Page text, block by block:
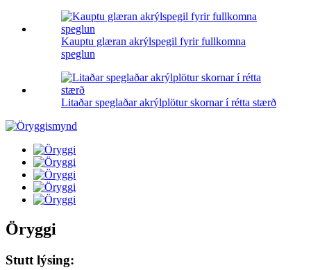
Kauptu glæran akrýlspegil fyrir fullkomna
speglun
Litaðar speglaðar akrýlplötur skornar í rétta stærð
Öryggi
Stutt lýsing: